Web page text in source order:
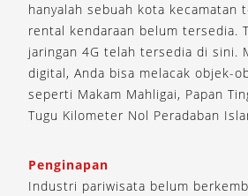
hanyalah sebuah kota kecamatan
rental kendaraan belum tersedia.
jaringan 4G telah tersedia di sini.
digital, Anda bisa melacak objek-
seperti Makam Mahligai, Papan
Tugu Kilometer Nol Peradaban
Penginapan
Industri pariwisata belum